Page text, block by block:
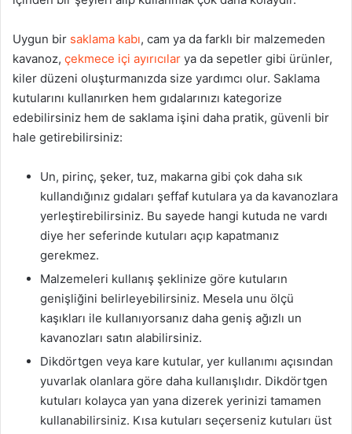
Uygun bir saklama kabı, cam ya da farklı bir malzemeden
kavanoz, çekmece içi ayırıcılar ya da sepetler gibi ürünler,
kiler düzeni oluşturmanızda size yardımcı olur. Saklama
kutularını kullanırken hem gıdalarınızı kategorize
edebilirsiniz hem de saklama işini daha pratik, güvenli bir
hale getirebilirsiniz:
Un, pirinç, şeker, tuz, makarna gibi çok daha sık
kullandığınız gıdaları şeffaf kutulara ya da kavanozlara
yerleştirebilirsiniz. Bu sayede hangi kutuda ne vardı
diye her seferinde kutuları açıp kapatmanız
gerekmez.
Malzemeleri kullanış şeklinize göre kutuların
genişliğini belirleyebilirsiniz. Mesela unu ölçü
kaşıkları ile kullanıyorsanız daha geniş ağızlı un
kavanozları satın alabilirsiniz.
Dikdörtgen veya kare kutular, yer kullanımı açısından
yuvarlak olanlara göre daha kullanışlıdır. Dikdörtgen
kutuları kolayca yan yana dizerek yerinizi tamamen
kullanabilirsiniz. Kısa kutuları seçerseniz kutuları üst